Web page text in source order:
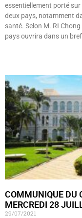
essentiellement porté
deux pays, notamment
santé. Selon M. RI
pays ouvrira dans un
COMMUNIQUE DU
MERCREDI 28
29/07/2021